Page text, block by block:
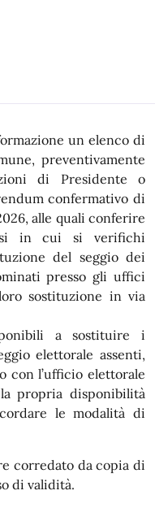
un elenco di
preventivamente
di Presidente o
confermativo di
alle quali conferire
in cui si verifichi
del seggio dei
presso gli uffici
sostituzione in via
a sostituire i
elettorale assenti,
con l’ufficio elettorale
propria disponibilità
le modalità di
corredato da copia di
di validità.